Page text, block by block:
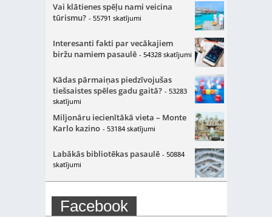
Vai klātienes spēļu nami veicina
tūrismu? - 55791 skatījumi
Interesanti fakti par vecākajiem
biržu namiem pasaulē - 54328 skatījumi
Kādas pārmaiņas piedzīvojušas
tiešsaistes spēles gadu gaitā? - 53283
skatījumi
Miljonāru iecienītākā vieta – Monte
Karlo kazino - 53184 skatījumi
Labākās bibliotēkas pasaulē - 50884
skatījumi
Facebook